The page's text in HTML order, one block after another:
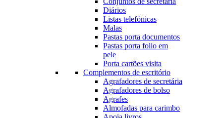
Diários
Listas telefónicas
Malas
Pastas porta documentos
Pastas porta folio em
pele
Porta cartões visita
Complementos de escritório
Agrafadores de secretária
Agrafadores de bolso
Agrafes
Almofadas para carimbo